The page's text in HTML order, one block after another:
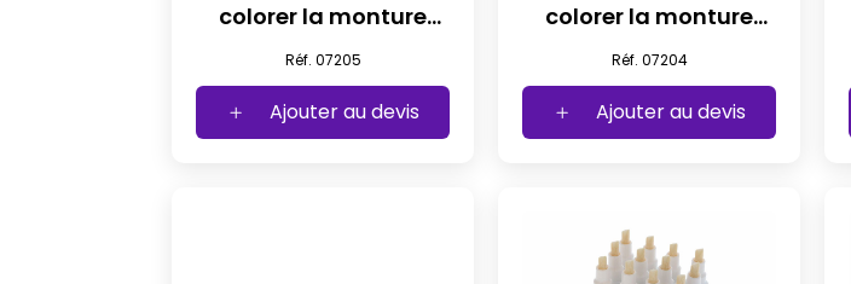
colorer la monture
brun
Réf. 07205
Ajouter au devis
colorer la monture
couleur vin
Réf. 07204
Ajouter au devis